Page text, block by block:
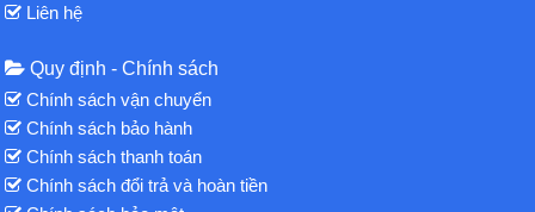
Liên hệ
Quy định - Chính sách
Chính sách vận chuyển
Chính sách bảo hành
Chính sách thanh toán
Chính sách đổi trả và hoàn tiền